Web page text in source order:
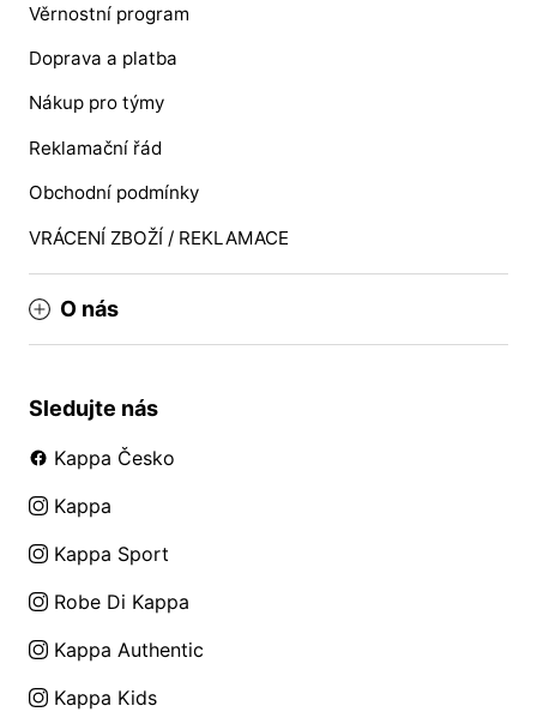
Věrnostní program
Doprava a platba
Nákup pro týmy
Reklamační řád
Obchodní podmínky
VRÁCENÍ ZBOŽÍ / REKLAMACE
O nás
Sledujte nás
Kappa Česko
Kappa
Kappa Sport
Robe Di Kappa
Kappa Authentic
Kappa Kids